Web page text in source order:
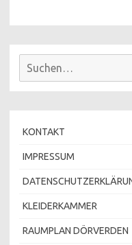
Suchen
KONTAKT
IMPRESSUM
KLEIDERKAMMER
RAUMPLAN DÖRVERDEN